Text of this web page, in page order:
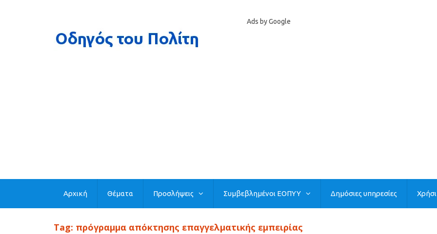
Ads by Google
Αρχική Θέματα Προσλήψεις Συμβεβλημένοι ΕΟΠΥΥ Δημόσιες υπηρεσίες
Tag: πρόγραμμα απόκτησης επαγγελματικής εμπειρίας